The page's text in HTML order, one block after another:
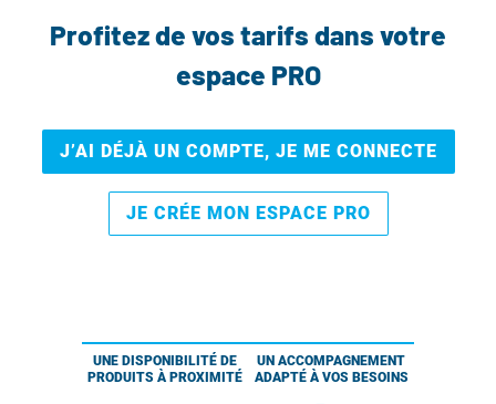
Profitez de vos tarifs dans votre
espace PRO
J’AI DÉJÀ UN COMPTE, JE ME CONNECTE
JE CRÉE MON ESPACE PRO
UNE DISPONIBILITÉ DE
PRODUITS À PROXIMITÉ
UN ACCOMPAGNEMENT
ADAPTÉ À VOS BESOINS